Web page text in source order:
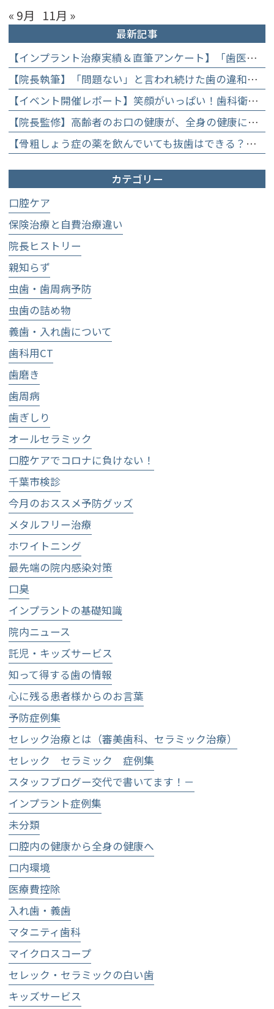
« 9月 11月 »
最新記事
【インプラント治療実績＆直筆アンケート】「歯医者が怖かった」トラウマを乗り越えて。70歳・介護士女性が手に入れた「晴れ晴れとした笑顔」と人生を支える噛み合わせ】
【院長執筆】「問題ない」と言われ続けた歯の違和感……60代女性が「80歳で20本の自前の歯」を守るために選んだ精密総合治療の全貌
【イベント開催レポート】笑顔がいっぱい！歯科衛生士×管理栄養士がお届けする「親子で楽しむむし歯になりにくいお菓子作り体験」】
【院長監修】高齢者のお口の健康が、全身の健康につながる理由。生涯おいしく食べるための「口内環境検査」とオーダーメイド予防】
【骨粗しょう症の薬を飲んでいても抜歯はできる？】顎骨壊死を防ぐために大切な口腔管理について
カテゴリー
口腔ケア
保険治療と自費治療違い
院長ヒストリー
親知らず
虫歯・歯周病予防
虫歯の詰め物
義歯・入れ歯について
歯科用CT
歯磨き
歯周病
歯ぎしり
オールセラミック
口腔ケアでコロナに負けない！
千葉市検診
今月のおススメ予防グッズ
メタルフリー治療
ホワイトニング
最先端の院内感染対策
口臭
インプラントの基礎知識
院内ニュース
託児・キッズサービス
知って得する歯の情報
心に残る患者様からのお言葉
予防症例集
セレック治療とは（審美歯科、セラミック治療）
セレック セラミック 症例集
スタッフブログー交代で書いてます！－
インプラント症例集
未分類
口腔内の健康から全身の健康へ
口内環境
医療費控除
入れ歯・義歯
マタニティ歯科
マイクロスコープ
セレック・セラミックの白い歯
キッズサービス